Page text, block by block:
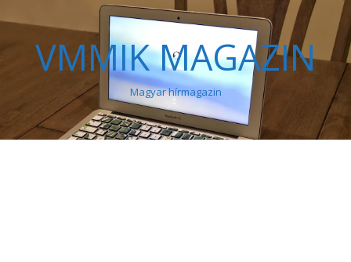
VMMIK MAGAZIN
Magyar hírmagazin